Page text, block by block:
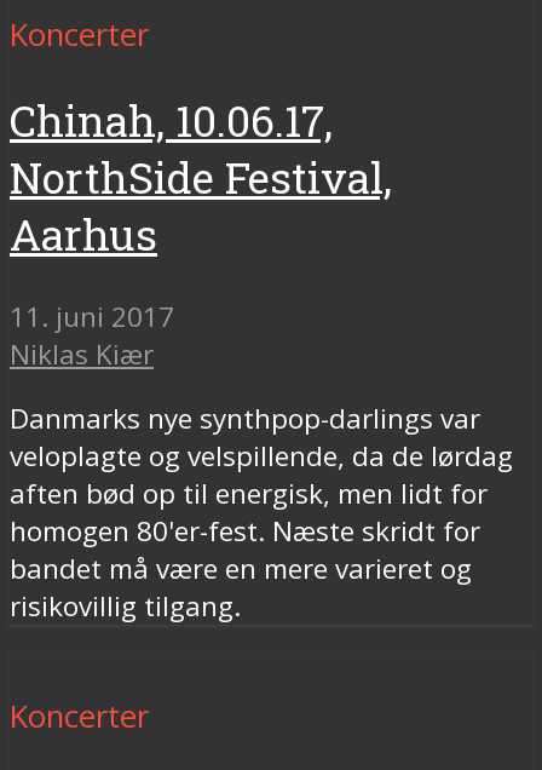
Koncerter
Chinah, 10.06.17,
NorthSide Festival,
Aarhus
11. juni 2017
Niklas Kiær
Danmarks nye synthpop-darlings var
veloplagte og velspillende, da de lørdag
aften bød op til energisk, men lidt for
homogen 80'er-fest. Næste skridt for
bandet må være en mere varieret og
risikovillig tilgang.
Koncerter